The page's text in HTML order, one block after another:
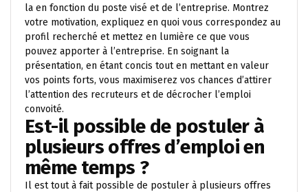
la en fonction du poste visé et de l’entreprise. Montrez
votre motivation, expliquez en quoi vous correspondez au
profil recherché et mettez en lumière ce que vous
pouvez apporter à l’entreprise. En soignant la
présentation, en étant concis tout en mettant en valeur
vos points forts, vous maximiserez vos chances d’attirer
l’attention des recruteurs et de décrocher l’emploi
convoité.
Est-il possible de postuler à
plusieurs offres d’emploi en
même temps ?
Il est tout à fait possible de postuler à plusieurs offres